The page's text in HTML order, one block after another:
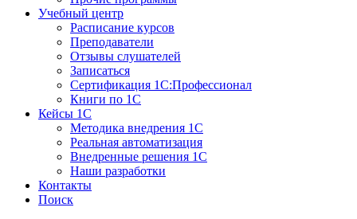
Учебный центр
Расписание курсов
Преподаватели
Отзывы слушателей
Записаться
Сертификация 1С:Профессионал
Книги по 1С
Кейсы 1С
Методика внедрения 1С
Реальная автоматизация
Внедренные решения 1С
Наши разработки
Контакты
Поиск